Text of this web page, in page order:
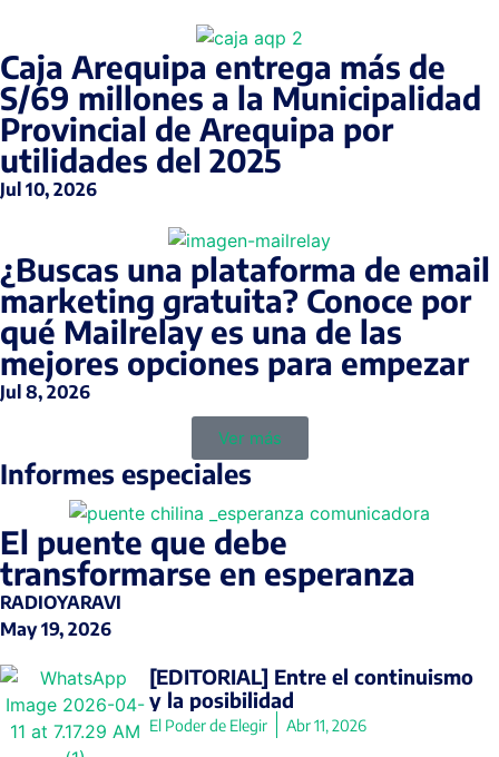
Caja Arequipa entrega más de
S/69 millones a la Municipalidad
Provincial de Arequipa por
utilidades del 2025
Jul 10, 2026
¿Buscas una plataforma de email
marketing gratuita? Conoce por
qué Mailrelay es una de las
mejores opciones para empezar
Jul 8, 2026
Ver más
Informes especiales
El puente que debe
transformarse en esperanza
RADIOYARAVI
May 19, 2026
[EDITORIAL] Entre el continuismo
y la posibilidad
El Poder de Elegir Abr 11, 2026